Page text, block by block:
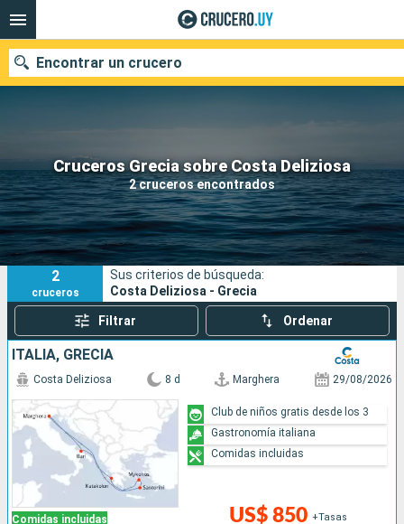
Cruceros Grecia sobre Costa Deliziosa
2 cruceros encontrados
Encontrar un crucero
Nuestros destinos
Fecha de salida
Puertos Compañías
Buscar
2
cruceros
Sus criterios de búsqueda:
Costa Deliziosa - Grecia
Filtrar Ordenar
ITALIA, GRECIA
Comidas incluidas
Costa Deliziosa 8 d Marghera 29/08/2026
US$ 850 +Tasas
Club de niños gratis desde los 3
Gastronomía italiana
Comidas incluidas